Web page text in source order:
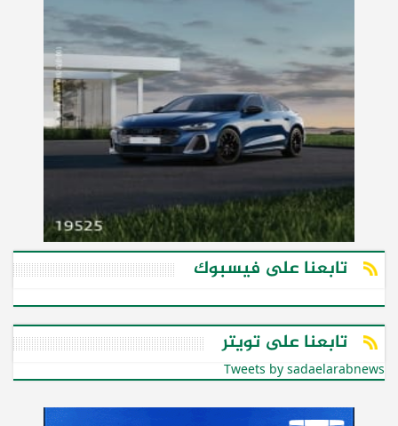
تابعنا على فيسبوك
تابعنا على تويتر
Tweets by sadaelarabnews